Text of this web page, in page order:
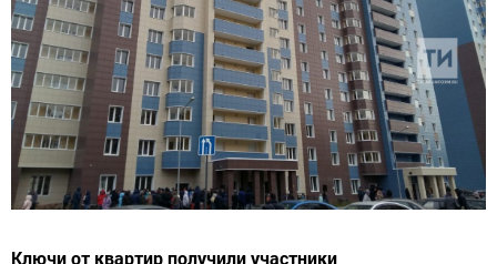
Ключи от квартир получили участники